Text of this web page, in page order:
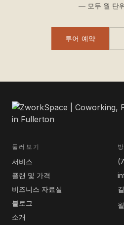
— 모두 월 단
투어 예약
둘러보기
서비스
플랜 및 가격
비즈니스 자료실
블로그
소개